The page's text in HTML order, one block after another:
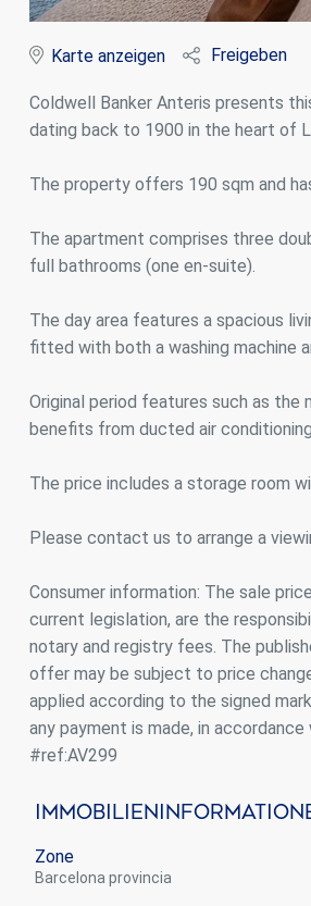
Karte anzeigen Freigeben
Coldwell Banker Anteris presents
dating back to 1900 in the heart of
The property offers 190 sqm and
The apartment comprises three
full bathrooms (one en-suite).
The day area features a spacious
fitted with both a washing machine
Original period features such as the
benefits from ducted air
The price includes a storage room
Please contact us to arrange a
Consumer information: The sale
current legislation, are the
notary and registry fees. The
offer may be subject to price
applied according to the signed
any payment is made, in
#ref:AV299
Zone
Barcelona provincia